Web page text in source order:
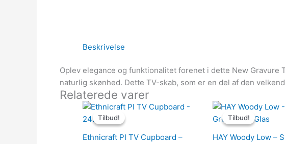
Beskrivelse
Oplev elegance og funktionalitet forenet i dette New Gravure
naturlig skønhed. Dette TV-skab, som er en del af den
Relaterede varer
Tilbud!
Tilbud!
Ethnicraft PI TV Cupboard –
Den
oprindelige
26,679.00kr..
Den
21,343.20kr..
Tilbud!
Tilbud!
HAY Woody Low –
Den
pris